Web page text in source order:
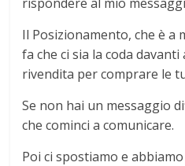
Il Posizionamento, che è a
fa che ci sia la coda
rivendita per comprare le
Se non hai un messaggio
che cominci a comunicare.
Poi ci spostiamo e